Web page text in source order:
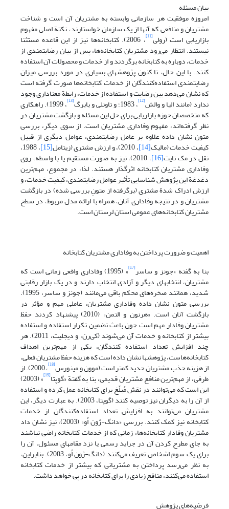
بیان مسئله
امروزه موفقیت هر سازمانی وابسته به مشتریان آن است و شناخت
مشتریان و منافعی که آنها از یک سازمان خواستارند، نکتة اصلی مفهوم
بازاریابی است (رولی[11] ، 2006). کتابخانه‌ها نیز از این قاعده مستثنا
نیستند. انتظار می‌رود مشتریان کتابخانه‌ها، پس از بیان رضایتمندی از
خدمات، دوباره به کتابخانه برگردند و از خدمات و محصولات آن استفاده
کنند. با این حال، تا کنون پژوهشهای بسیاری در مورد بررسی میزان
رضایتمندی استفاده‌کنندگان از خدمات کتابخانه‌ها صورت گرفته است
که نشان می‌دهد بین رضایت و استفاده از خدمات، رابطة معنا‌داری وجود
ندارد (مانند الیا و والش[12] ، 1983؛ و تاونلی و بابرگ [13] ، 1999). راهکاری
که متخصصان حوزه بازاریابی برای حل این مسئله و بازگشت مشتریان در
نظر گرفته‌اند، مفهوم وفاداری مشتریان است. از سوی دیگر، بررسی
متون نشان داده علاوه بر عامل رضایتمندی، عوامل دیگری از قبیل
کیفیت خدمات (مالیک[14] ، 2010)، و ارزش مشتری (زیتامل [15] ، 1988،
نقل در مک نایت[16] ، 2010)، نیز به صورت مستقیم یا با واسطه، روی
وفاداری مشتریان کتابخانه اثرگذار هستند. لذا، در مجموع، مهم‌ترین
دغدغة این پژوهش شناسایی تأثیر عوامل رضایتمندی، کیفیت خدمات، و
ارزش ادراک شدة مشتری (برگرفته از متونِ بررسی شده) در بازگشت
مشتریان و در نتیجه وفاداری آنان، همراه با ارائه مدل مربوط، در سطح
مشتریان کتابخانه‌های عمومی استان لرستان است.
اهمیت و ضرورت پرداختن به وفاداری مشتریان کتابخانه
بنا به گفته «جونز و ساسر[17] » (1995) وفاداری واقعی زمانی است که
مشتریان، انتخابهای دیگر و آزادی انتخاب دارند و در یک بازار رقابتی
شدید، همانند صخره‌های محکم باقی می‌مانند (جونز و ساسر، 1995).
بررسی متون نشان داده وفاداری مشتریان، عاملی مهم و مؤثر در
بازگشت آنان است. «هرنون و التمن» (2010) پیشنهاد کردند حفظ
مشتریان وفادار مهم است چون باعث تضمین تکرار استفاده و استفاده
بیشتر از کتابخانه و خدمات آن می‌شوند (کی‌رن، و دیجلیت، 2011). هر
چند افزایش تعداد استفاده کنندگان، یکی از مهم‌ترین اهداف
کتابخانه‌هاست، پژوهشها نشان داده است که هزینه حفظ مشتریان فعلی،
از هزینه جذب مشتریان جدید کمتر است (موون و مینورس[18] ، 2000). از
طرفی، از مهم‌ترین منافع مشتریان قدیمی، بنا به گفتة «گوپتا[19]
» (2003)
این است که می‌توانند در نقش مُبلّغ برای کتابخانه عمل کرده و استفاده
از آن را به دیگران نیز توصیه کنند (گوپتا، 2003). به عبارت دیگر، این
مشتریان می‌توانند به افزایش تعداد استفاده‌کنندگان از خدمات
کتابخانه نیز کمک کنند. بررسی «دانگ-ژون اُو» (2003)، نیز نشان داد
مشتریان وفادار کتابخانه‌ها، زمانی که از خدمات کتابخانه راضی نباشند
به جای مطرح کردن آن در جراید رسمی یا نزد مقامهای مسئول، آن را
برای یک سوم اشخاص تعریف می‌کنند (دانگ-ژون اُو، 2003). بنابراین،
به نظر می‌رسد پرداختن به مشتریانی که بیشتر از خدمات کتابخانه
استفاده می‌کنند، منافع زیادی را برای کتابخانه در پی خواهد داشت.
فرضیه‌های پژوهش